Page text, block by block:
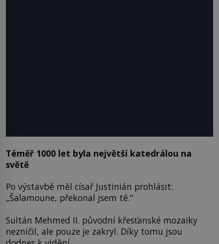
Téměř 1000 let byla největší katedrálou na
světě
Po výstavbě měl císař Justinián prohlásit:
„Šalamoune, překonal jsem tě.“
Sultán Mehmed II. původní křesťanské mozaiky
nezničil, ale pouze je zakryl. Díky tomu jsou